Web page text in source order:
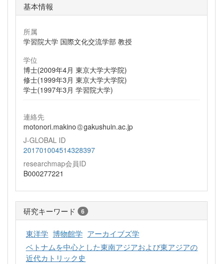
基本情報
所属
学習院大学 国際文化交流学部 教授
学位
博士(2009年4月 東京大学大学院)
修士(1999年3月 東京大学大学院)
学士(1997年3月 学習院大学)
連絡先
motonori.makino
gakushuin.ac.jp
J-GLOBAL ID
201701004514328397
researchmap会員ID
B000277221
研究キーワード 6
東洋学 博物館学 アーカイブズ学
ベトナムを中心とした東南アジアおよび東アジアの
近代カトリック史